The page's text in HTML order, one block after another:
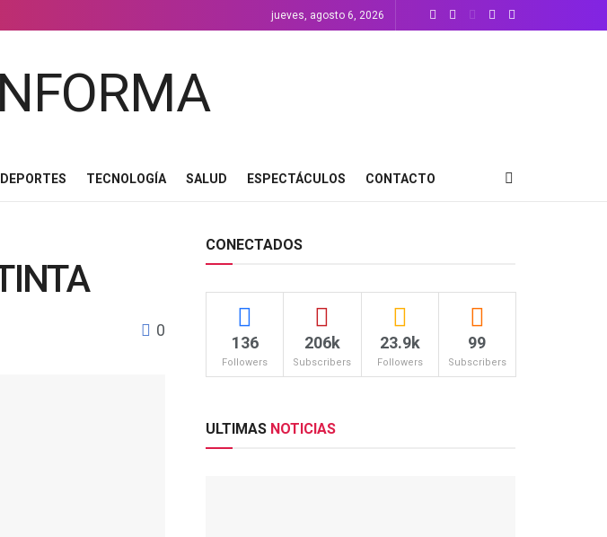
jueves, agosto 6, 2026
DEPORTES TECNOLOGÍA SALUD ESPECTÁCULOS CONTACTO
0
CONECTADOS
136
Followers
206k
Subscribers
23.9k
Followers
99
Subscribers
ULTIMAS NOTICIAS